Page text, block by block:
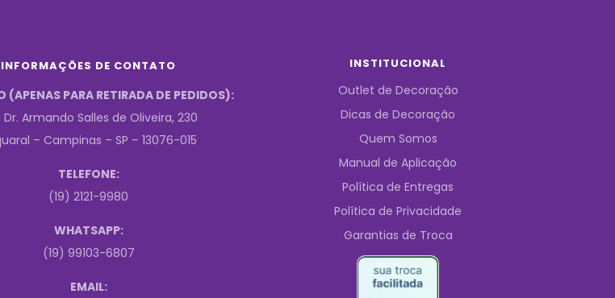
INFORMAÇÕES DE CONTATO
(APENAS PARA RETIRADA DE PEDIDOS):
Dr. Armando Salles de Oliveira, 230
– Campinas – SP – 13076-015
TELEFONE:
(19) 2121-9980
WHATSAPP:
(19) 99103-6807
EMAIL:
INSTITUCIONAL
Outlet de Decoração
Dicas de Decoração
Quem Somos
Manual de Aplicação
Política de Entregas
Política de Privacidade
Garantias de Troca